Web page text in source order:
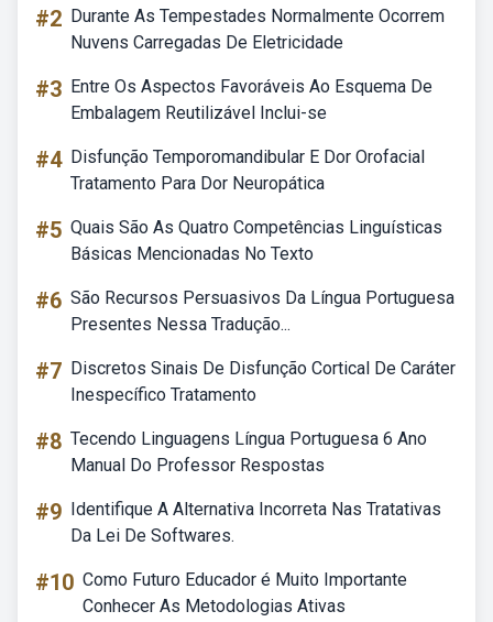
#2 Durante As Tempestades Normalmente Ocorrem
Nuvens Carregadas De Eletricidade
#3 Entre Os Aspectos Favoráveis Ao Esquema De
Embalagem Reutilizável Inclui-se
#4 Disfunção Temporomandibular E Dor Orofacial
Tratamento Para Dor Neuropática
#5 Quais São As Quatro Competências Linguísticas
Básicas Mencionadas No Texto
#6 São Recursos Persuasivos Da Língua Portuguesa
Presentes Nessa Tradução...
#7 Discretos Sinais De Disfunção Cortical De Caráter
Inespecífico Tratamento
#8 Tecendo Linguagens Língua Portuguesa 6 Ano
Manual Do Professor Respostas
#9 Identifique A Alternativa Incorreta Nas Tratativas
Da Lei De Softwares.
#10 Como Futuro Educador é Muito Importante
Conhecer As Metodologias Ativas